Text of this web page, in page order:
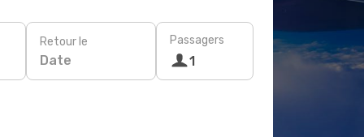
Retour le
Date
Passagers
1